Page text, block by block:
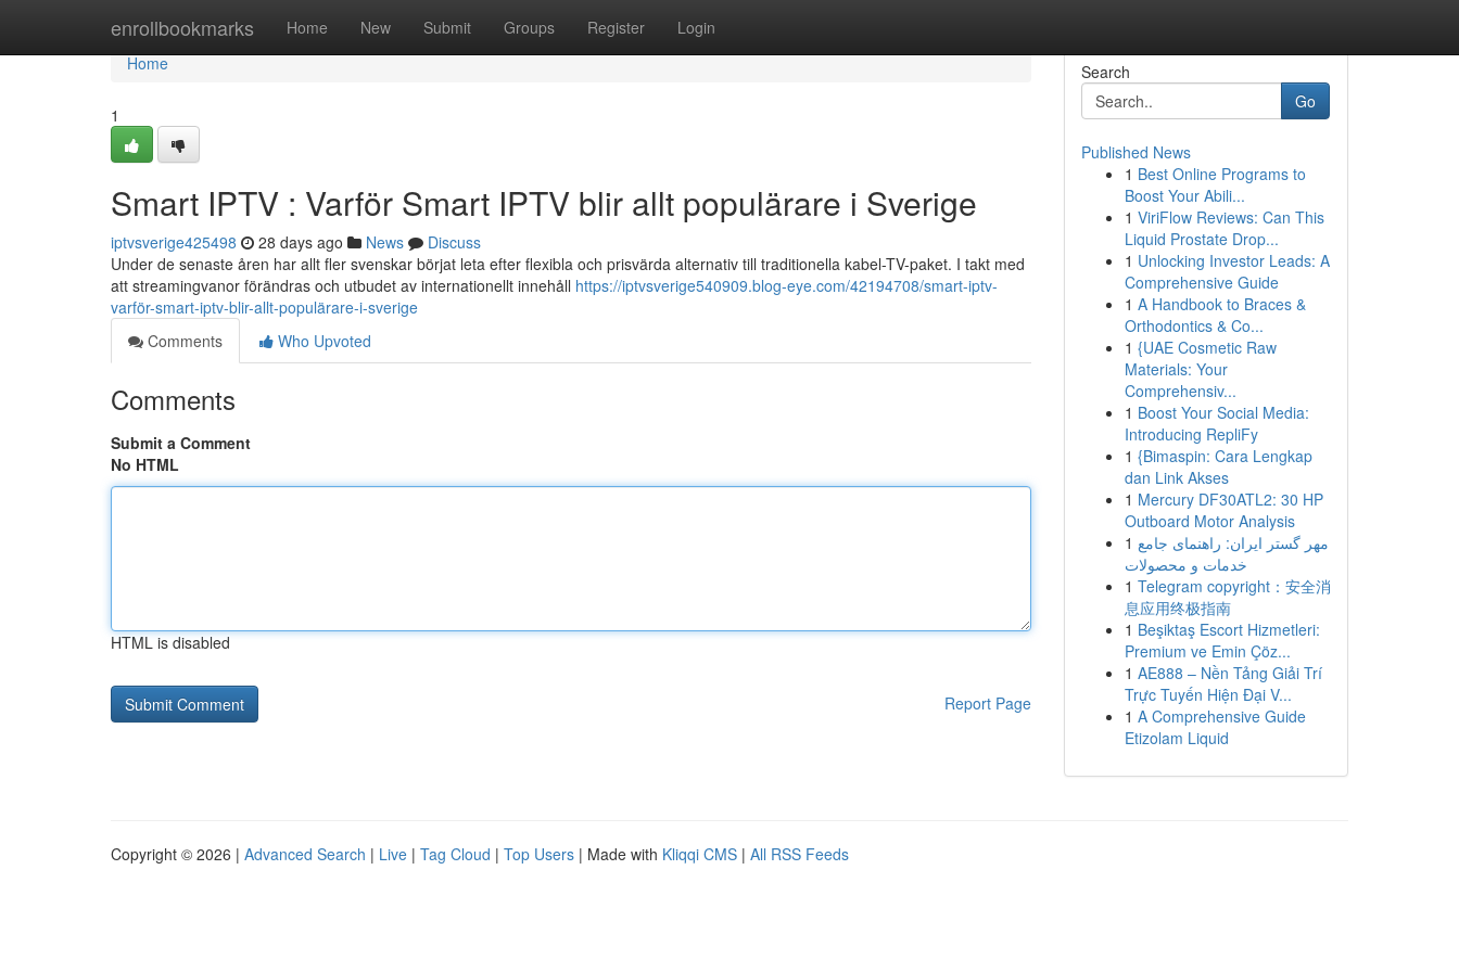
enrollbookmarks Home New Submit Groups Register Login
Home
Home
1
Smart IPTV : Varför Smart IPTV blir allt populärare i Sverige
iptvsverige425498 28 days ago News
Discuss
Under de senaste åren har allt fler svenskar börjat leta efter flexibla och prisvärda alternativ till traditionella kabel-TV-paket. I takt med
att streamingvanor förändras och utbudet av internationellt innehåll https://iptvsverige540909.blog-eye.com/42194708/smart-iptv-
varför-smart-iptv-blir-allt-populärare-i-sverige
Comments
Who Upvoted
Comments
Submit a Comment
No HTML
HTML is disabled
Report Page
Search
Go
Published News
1 Best Online Programs to
Boost Your Abili...
1 ViriFlow Reviews: Can This
Liquid Prostate Drop...
1 Unlocking Investor Leads: A
Comprehensive Guide
1 A Handbook to Braces &
Orthodontics & Co...
1 {UAE Cosmetic Raw
Materials: Your
Comprehensiv...
1 Boost Your Social Media:
Introducing RepliFy
1 {Bimaspin: Cara Lengkap
dan Link Akses
1 Mercury DF30ATL2: 30 HP
Outboard Motor Analysis
1 مهر گستر ایران: راهنمای جامع
خدمات و محصولات
1 Telegram copyright：安全消
息应用终极指南
1 Beşiktaş Escort Hizmetleri:
Premium ve Emin Çöz...
1 AE888 – Nền Tảng Giải Trí
Trực Tuyến Hiện Đại V...
1 A Comprehensive Guide
Etizolam Liquid
Copyright © 2026 | Advanced Search | Live | Tag Cloud | Top Users | Made with Kliqqi CMS | All RSS Feeds